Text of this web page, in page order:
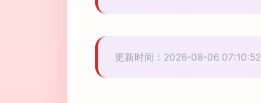
更新时间：2026-08-06 07:10:52